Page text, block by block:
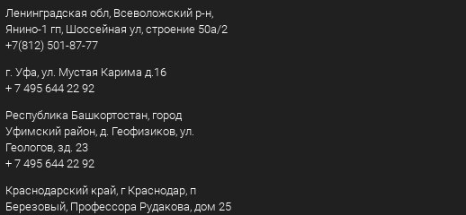
Ленинградская обл, Всеволожский р-н,
Янино-1 гп, Шоссейная ул, строение 50а/2
+7(812) 501-87-77
г. Уфа, ул. Мустая Карима д.16
+ 7 495 644 22 92
Республика Башкортостан, город
Уфимский район, д. Геофизиков, ул.
Геологов, зд. 23
+ 7 495 644 22 92
Краснодарский край, г Краснодар, п
Березовый, Профессора Рудакова, дом 25